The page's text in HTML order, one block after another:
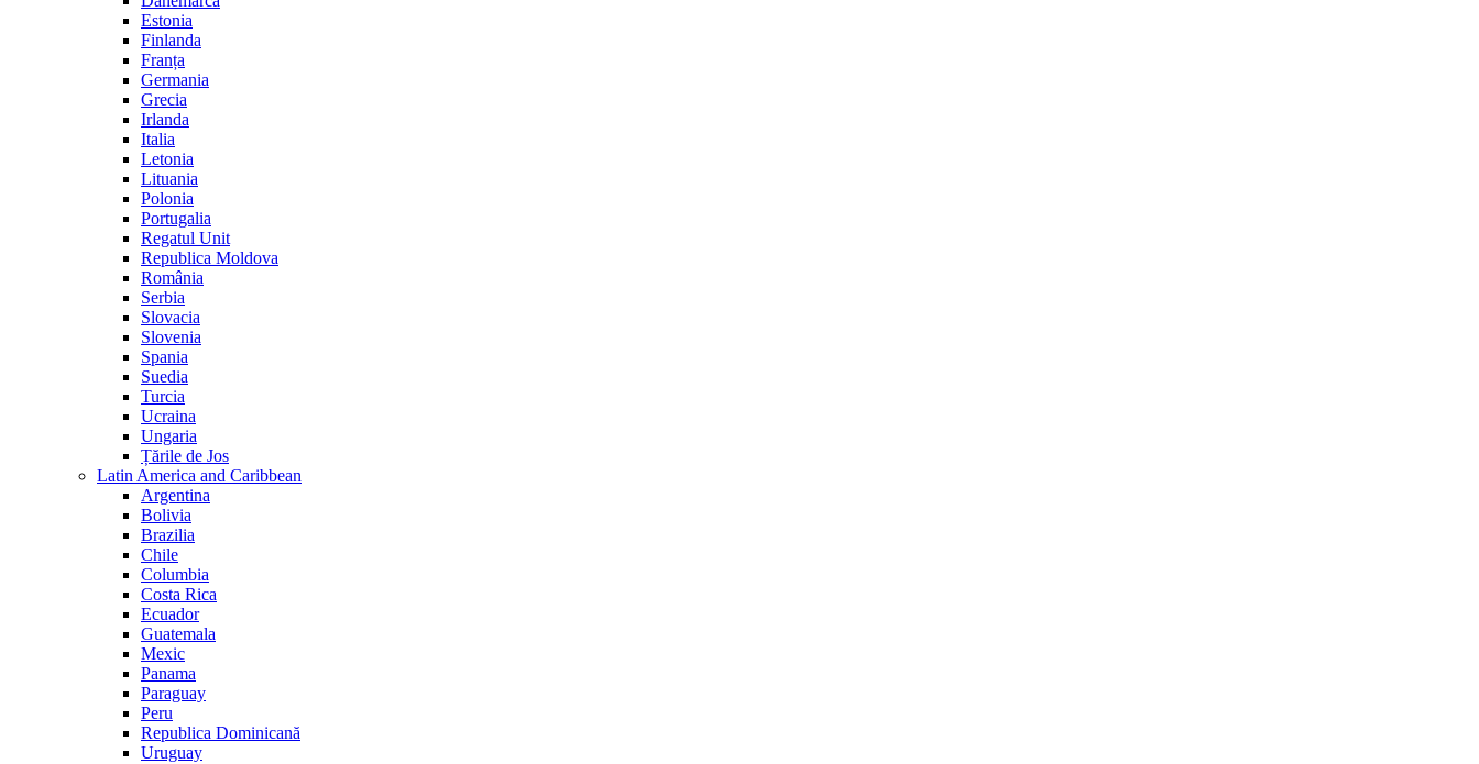
Estonia
Finlanda
Franța
Germania
Grecia
Irlanda
Italia
Letonia
Lituania
Polonia
Portugalia
Regatul Unit
Republica Moldova
România
Serbia
Slovacia
Slovenia
Spania
Suedia
Turcia
Ucraina
Ungaria
Țările de Jos
Latin America and Caribbean
Argentina
Bolivia
Brazilia
Chile
Columbia
Costa Rica
Ecuador
Guatemala
Mexic
Panama
Paraguay
Peru
Republica Dominicană
Uruguay